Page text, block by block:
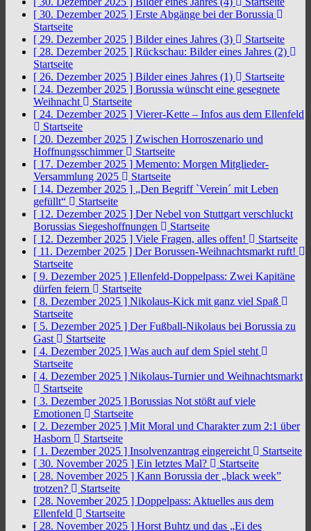
[ 30. Dezember 2025 ] Erste Abgänge bei der Borussia
Startseite
[ 29. Dezember 2025 ] Bilder eines Jahres (3)
Startseite
[ 28. Dezember 2025 ] Rückschau: Bilder eines Jahres (2)
Startseite
[ 26. Dezember 2025 ] Bilder eines Jahres (1)
Startseite
[ 24. Dezember 2025 ] Borussia wünscht eine gesegnete
Weihnacht
Startseite
[ 24. Dezember 2025 ] Vierer-Kette – Infos aus dem Ellenfeld
Startseite
[ 20. Dezember 2025 ] Zwischen Horroszenario und
Hoffnungsschimmer
Startseite
[ 17. Dezember 2025 ] Memento: Morgen Mitglieder-
Versammlung 2025
Startseite
[ 14. Dezember 2025 ] „Den Begriff `Verein´ mit Leben
gefüllt“
Startseite
[ 12. Dezember 2025 ] Der Nebel von Stuttgart verschluckt
Borussias Siegeshoffnungen
Startseite
[ 12. Dezember 2025 ] Viele Fragen, alles offen!
Startseite
[ 11. Dezember 2025 ] Der Borussen-Weihnachtsmarkt ruft!
Startseite
[ 9. Dezember 2025 ] Ellenfeld-Doppelpass: Zwei Kapitäne
dürfen feiern
Startseite
[ 8. Dezember 2025 ] Nikolaus-Kick mit ganz viel Spaß
Startseite
[ 5. Dezember 2025 ] Der Fußball-Nikolaus bei Borussia zu
Gast
Startseite
[ 4. Dezember 2025 ] Was auch auf dem Spiel steht
Startseite
[ 4. Dezember 2025 ] Nikolaus-Turnier und Weihnachtsmarkt
Startseite
[ 3. Dezember 2025 ] Borussias Not stößt auf viele
Emotionen
Startseite
[ 2. Dezember 2025 ] Mit Moral und Charakter zum 2:1 über
Hasborn
Startseite
[ 1. Dezember 2025 ] Insolvenzantrag eingereicht
Startseite
[ 30. November 2025 ] Ein letztes Mal?
Startseite
[ 28. November 2025 ] Kann Borussia der „black week”
trotzen?
Startseite
[ 28. November 2025 ] Doppelpass: Aktuelles aus dem
Ellenfeld
Startseite
[ 28. November 2025 ] Horst Buhtz und das „Ei des